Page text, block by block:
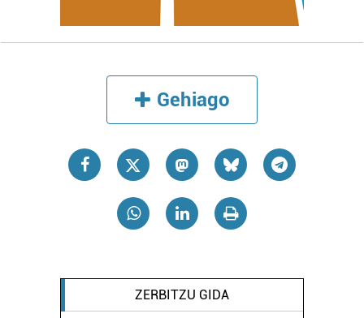
zerbitzuak hobetzeko asmoz, cookie teknologiaz
baliatzen gara. Ohar hau onartuz gero, teknologia hori
Gehiago
ZERBITZU GIDA